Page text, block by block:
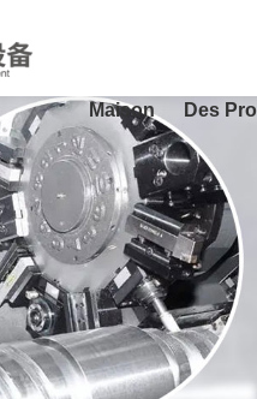
Maison Des